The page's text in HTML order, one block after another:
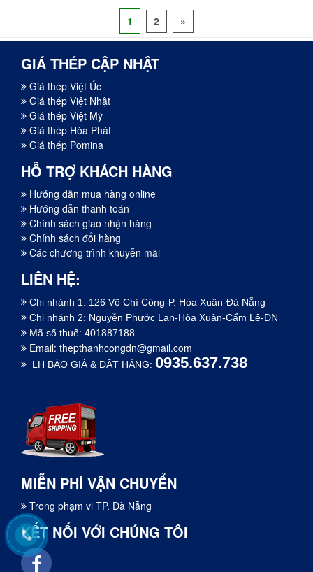
1 2 »
GIÁ THÉP CẬP NHẬT
Giá thép Việt Úc
Giá thép Việt Nhật
Giá thép Việt Mỹ
Giá thép Hòa Phát
Giá thép Pomina
HỖ TRỢ KHÁCH HÀNG
Hướng dẫn mua hàng online
Hướng dẫn thanh toán
Chính sách giao nhận hàng
Chính sách đổi hàng
Các chương trình khuyễn mãi
LIÊN HỆ:
Chi nhánh 1: 126 Võ Chí Công-P. Hòa Xuân-Đà Nẵng
Chi nhánh 2: Nguyễn Phước Lan-Hòa Xuân-Cẩm Lệ-ĐN
Mã số thuế: 401887188
Email: thepthanhcongdn@gmail.com
LH BÁO GIÁ & ĐẶT HÀNG: 0935.637.738
MIỄN PHÍ VẬN CHUYỂN
Trong phạm vi TP. Đà Nẵng
KẾT NỐI VỚI CHÚNG TÔI